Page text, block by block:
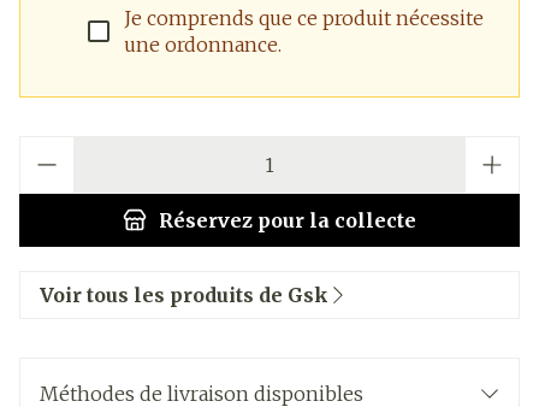
Je comprends que ce produit nécessite
une ordonnance.
Réservez pour la collecte
Voir tous les produits de Gsk
Méthodes de livraison disponibles